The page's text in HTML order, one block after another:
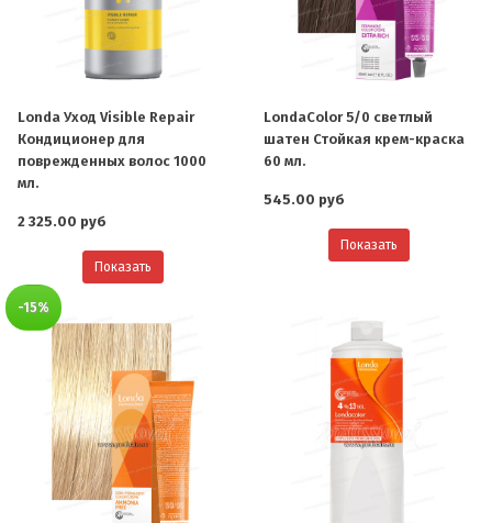
Londa Уход Visible Repair
Кондиционер для
поврежденных волос 1000
мл.
2 325.00 руб
Показать
LondaColor 5/0 светлый
шатен Стойкая крем-краска
60 мл.
545.00 руб
Показать
-15%